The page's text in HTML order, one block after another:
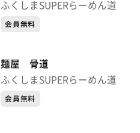
ふくしまSUPERらーめん道
会員無料
麺屋 骨道
ふくしまSUPERらーめん道
会員無料